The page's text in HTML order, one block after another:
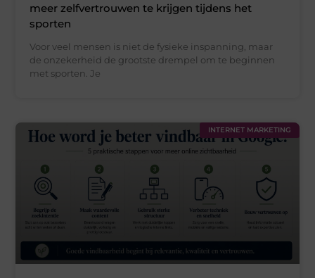
meer zelfvertrouwen te krijgen tijdens het
sporten
Voor veel mensen is niet de fysieke inspanning, maar
de onzekerheid de grootste drempel om te beginnen
met sporten. Je
INTERNET MARKETING